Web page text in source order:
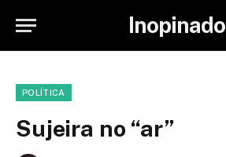
Inopinado
POLÍTICA
Sujeira no “ar”